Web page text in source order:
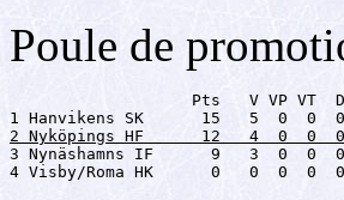
Poule de
Pts   V VP VT
2 Nyköpings HF      12   4  0  0
3 Nynäshamns IF      9   3  0  0
4 Visby/Roma HK      0   0  0  0